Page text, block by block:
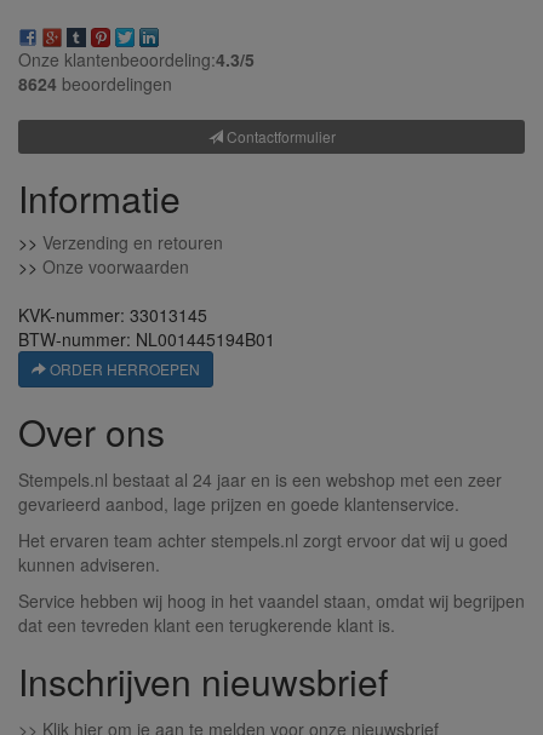
Onze klantenbeoordeling:4.3/5
8624 beoordelingen
Contactformulier
Informatie
>> Verzending en retouren
>> Onze voorwaarden
KVK-nummer: 33013145
BTW-nummer: NL001445194B01
ORDER HERROEPEN
Over ons
Stempels.nl bestaat al 24 jaar en is een webshop met een zeer
gevarieerd aanbod, lage prijzen en goede klantenservice.
Het ervaren team achter stempels.nl zorgt ervoor dat wij u goed
kunnen adviseren.
Service hebben wij hoog in het vaandel staan, omdat wij begrijpen
dat een tevreden klant een terugkerende klant is.
Inschrijven nieuwsbrief
>> Klik hier om je aan te melden voor onze nieuwsbrief